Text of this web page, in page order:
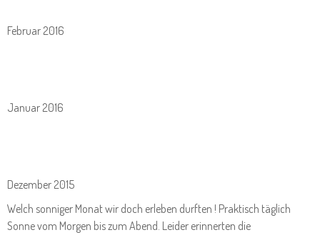
Februar 2016
Januar 2016
Dezember 2015
Welch sonniger Monat wir doch erleben durften ! Praktisch täglich
Sonne vom Morgen bis zum Abend. Leider erinnerten die